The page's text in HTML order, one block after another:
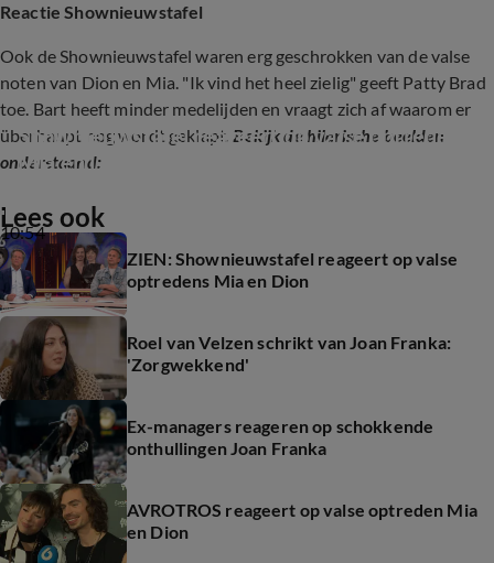
Reactie Shownieuwstafel
Ook de Shownieuwstafel waren erg geschrokken van de valse
noten van Dion en Mia. "Ik vind het heel zielig" geeft Patty Brad
toe. Bart heeft minder medelijden en vraagt zich af waarom er
überhaupt nog wordt geklapt.Bekijk de hilarische beelden
onderstaand:
10:54
Shownieuwstafel reageert op valse optreden
Mia en Dion
Lees ook
ZIEN: Shownieuwstafel reageert op valse
optredens Mia en Dion
Roel van Velzen schrikt van Joan Franka:
'Zorgwekkend'
Ex-managers reageren op schokkende
onthullingen Joan Franka
AVROTROS reageert op valse optreden Mia
en Dion